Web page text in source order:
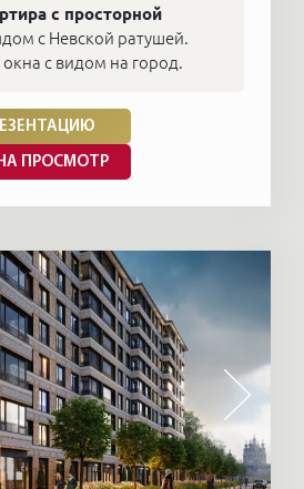
с просторной
с Невской ратушей.
с видом на город.
ПРОСМОТР